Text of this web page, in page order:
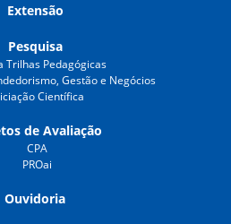
Extensão
Pesquisa
Trilhas Pedagógicas
Gestão e Negócios
Científica
de Avaliação
CPA
PROai
Ouvidoria